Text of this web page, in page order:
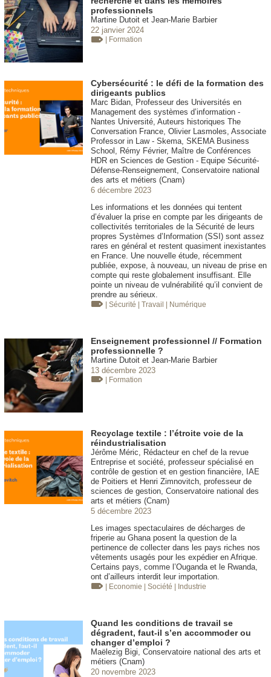
professionnels
Martine Dutoit et Jean-Marie Barbier
22 janvier 2024
| Formation
Cybersécurité : le défi de la formation des
dirigeants publics
Marc Bidan, Professeur des Universités en
Management des systèmes d’information -
Nantes Université, Auteurs historiques The
Conversation France, Olivier Lasmoles, Associate
Professor in Law - Skema, SKEMA Business
School, Rémy Février, Maître de Conférences
HDR en Sciences de Gestion - Equipe Sécurité-
Défense-Renseignement, Conservatoire national
des arts et métiers (Cnam)
6 décembre 2023
Les informations et les données qui tentent
d’évaluer la prise en compte par les dirigeants de
collectivités territoriales de la Sécurité de leurs
propres Systèmes d’Information (SSI) sont assez
rares en général et restent quasiment inexistantes
en France. Une nouvelle étude, récemment
publiée, expose, à nouveau, un niveau de prise en
compte qui reste globalement insuffisant. Elle
pointe un niveau de vulnérabilité qu’il convient de
prendre au sérieux.
| Sécurité | Travail | Numérique
Enseignement professionnel // Formation
professionnelle ?
Martine Dutoit et Jean-Marie Barbier
13 décembre 2023
| Formation
Recyclage textile : l’étroite voie de la
réindustrialisation
Jérôme Méric, Rédacteur en chef de la revue
Entreprise et société, professeur spécialisé en
contrôle de gestion et en gestion financière, IAE
de Poitiers et Henri Zimnovitch, professeur de
sciences de gestion, Conservatoire national des
arts et métiers (Cnam)
5 décembre 2023
Les images spectaculaires de décharges de
friperie au Ghana posent la question de la
pertinence de collecter dans les pays riches nos
vêtements usagés pour les expédier en Afrique.
Certains pays, comme l’Ouganda et le Rwanda,
ont d’ailleurs interdit leur importation.
| Economie | Société | Industrie
Quand les conditions de travail se
dégradent, faut-il s’en accommoder ou
changer d’emploi ?
Maëlezig Bigi, Conservatoire national des arts et
métiers (Cnam)
20 novembre 2023